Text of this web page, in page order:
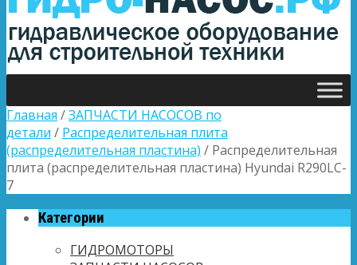
Главная /ЗАПЧАСТИ НАСОСОВ по
детали / Распределительная плита
(распределительная пластина) / Распределительная
плита (распределительная пластина) Hyundai R290LC-
7
Категории
ГИДРОМОТОРЫ